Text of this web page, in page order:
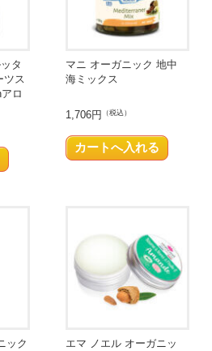
タ
ツス
ロ
マニ オーガニック 地中
海ミックス
1,706円 （税込）
ック
エマ ノエル オーガニッ